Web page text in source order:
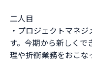
二人目
・プロジェクトマネ
す。今期から新しくで
理や折衝業務をおこな